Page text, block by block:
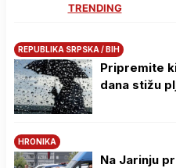
TRENDING
REPUBLIKA SRPSKA / BIH
Pripremite
dana stižu
HRONIKA
Na Јarinju